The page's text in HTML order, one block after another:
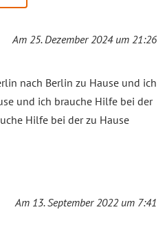
Am 25. Dezember 2024 um 21:26
nach Berlin zu Hause und ich
und ich brauche Hilfe bei der
Hilfe bei der zu Hause
Am 13. September 2022 um 7:41